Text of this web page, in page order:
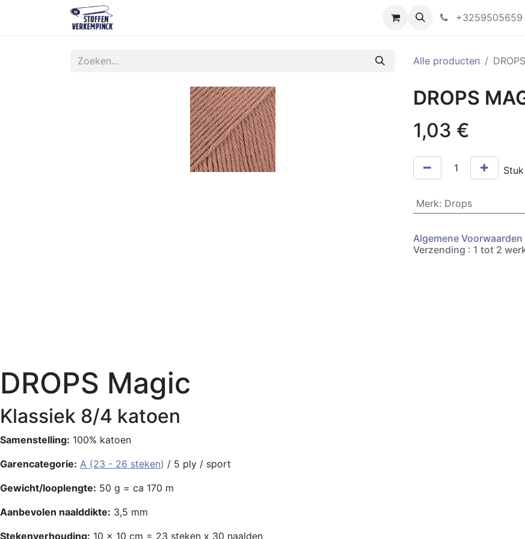
+3259505659
Alle producten
DROPS
1,03 €
Stuk
Merk: Drops
Algemene Voorwaarden
Verzending : 1 tot 2
DROPS Magic
Klassiek 8/4 katoen
Samenstelling: 100% katoen
Garencategorie: A (23 - 26 steken) / 5 ply / sport
Gewicht/looplengte: 50 g = ca 170 m
Aanbevolen naalddikte: 3,5 mm
Stekenverhouding: 10 x 10 cm = 23 steken x 30 naalden